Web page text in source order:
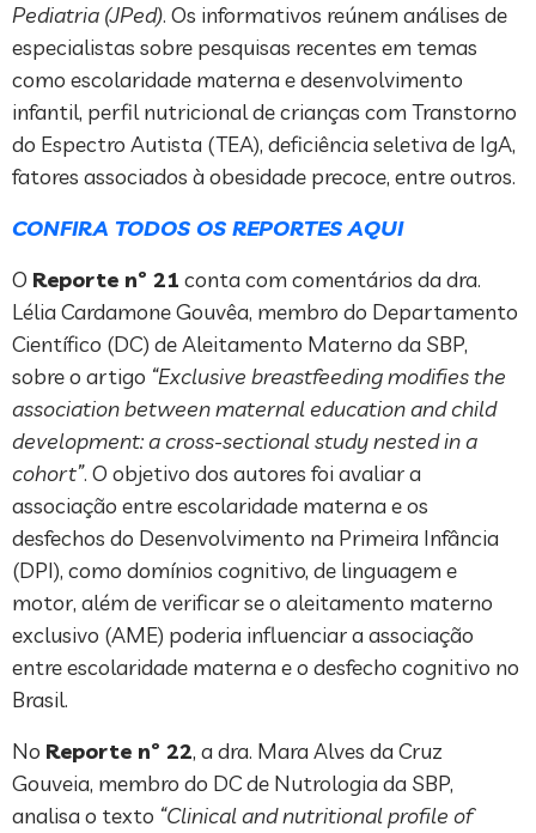
Pediatria (JPed). Os informativos reúnem análises de
especialistas sobre pesquisas recentes em temas
como escolaridade materna e desenvolvimento
infantil, perfil nutricional de crianças com Transtorno
do Espectro Autista (TEA), deficiência seletiva de IgA,
fatores associados à obesidade precoce, entre outros.
CONFIRA TODOS OS REPORTES AQUI
O Reporte nº 21 conta com comentários da dra.
Lélia Cardamone Gouvêa, membro do Departamento
Científico (DC) de Aleitamento Materno da SBP,
sobre o artigo “Exclusive breastfeeding modifies the
association between maternal education and child
development: a cross-sectional study nested in a
cohort”. O objetivo dos autores foi avaliar a
associação entre escolaridade materna e os
desfechos do Desenvolvimento na Primeira Infância
(DPI), como domínios cognitivo, de linguagem e
motor, além de verificar se o aleitamento materno
exclusivo (AME) poderia influenciar a associação
entre escolaridade materna e o desfecho cognitivo no
Brasil.
No Reporte nº 22, a dra. Mara Alves da Cruz
Gouveia, membro do DC de Nutrologia da SBP,
analisa o texto “Clinical and nutritional profile of